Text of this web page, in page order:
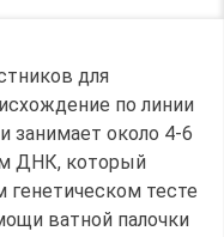
для
по линии
занимает около 4-6
ДНК, который
тесте
ватной палочки